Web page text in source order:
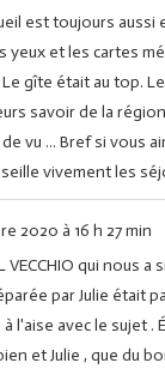
est toujours
et les cartes
gîte était au top.
savoir de la
vu ... Bref si vous
vivement les
2020 à 16 h 27 min
qui nous
par Julie était
l'aise avec le sujet
et Julie , que du